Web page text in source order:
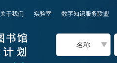
关于我们 实验室 数字知识服务联盟
名称